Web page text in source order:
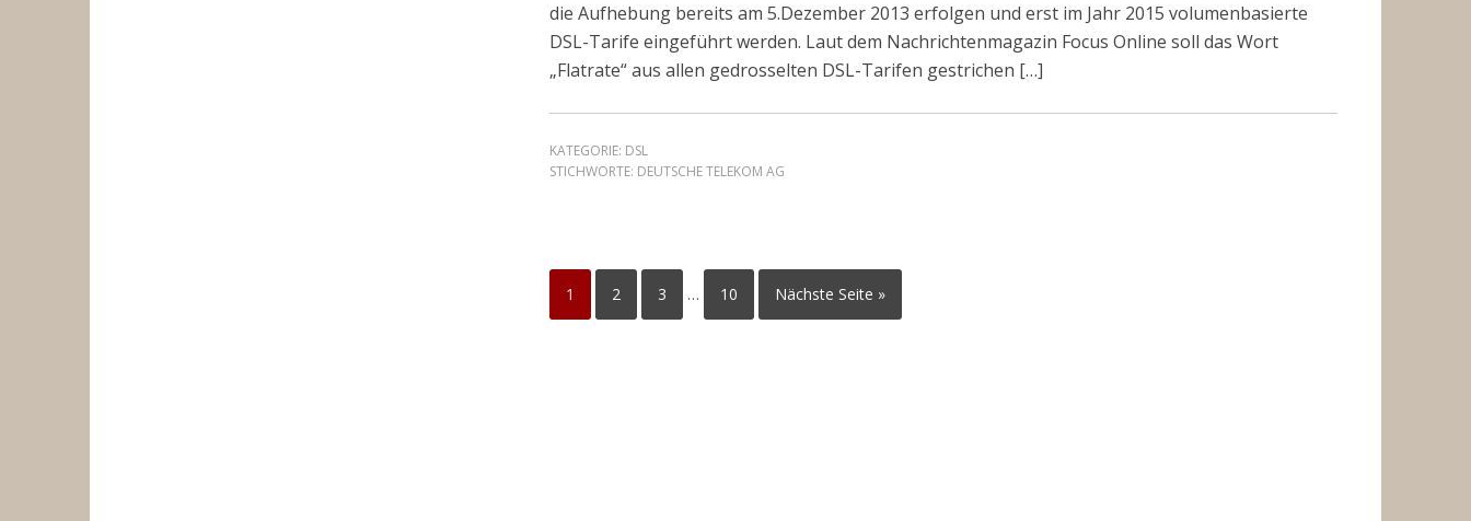
die Aufhebung bereits am 5.Dezember 2013 erfolgen und erst im Jahr 2015 volumenbasierte
DSL-Tarife eingeführt werden. Laut dem Nachrichtenmagazin Focus Online soll das Wort
„Flatrate“ aus allen gedrosselten DSL-Tarifen gestrichen […]
KATEGORIE: DSL
STICHWORTE: DEUTSCHE TELEKOM AG
1 2 3 … 10 Nächste Seite »